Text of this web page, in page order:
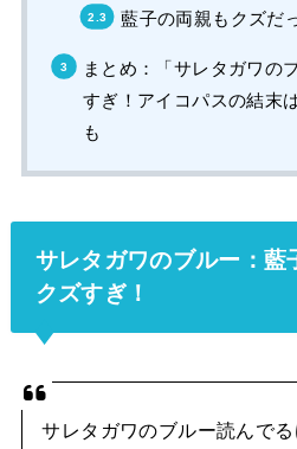
藍子の両親もクズだ
まとめ：「サレタガワの
すぎ！アイコパスの結末
も
サレタガワのブルー：藍
クズすぎ！
サレタガワのブルー読んで